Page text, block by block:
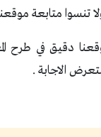
تنسوا متابعة
الاجابة .